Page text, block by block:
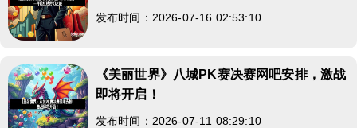
发布时间：2026-07-16 02:53:10
《美丽世界》八城PK赛决赛网吧安排，激战
即将开启！
发布时间：2026-07-11 08:29:10